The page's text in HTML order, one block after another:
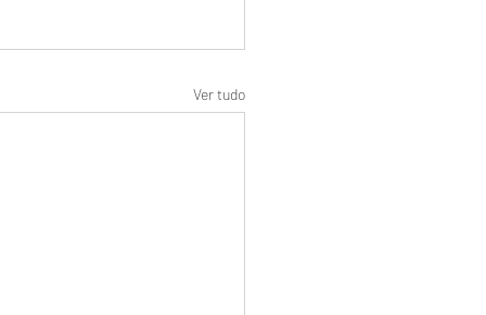
Ver tudo